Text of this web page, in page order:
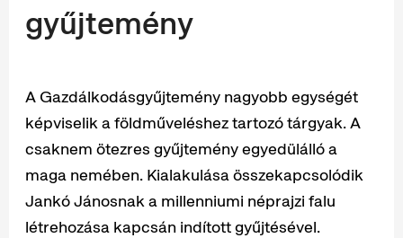
gyűjtemény
A Gazdálkodásgyűjtemény nagyobb egységét
képviselik a földműveléshez tartozó tárgyak. A
csaknem ötezres gyűjtemény egyedülálló a
maga nemében. Kialakulása összekapcsolódik
Jankó Jánosnak a millenniumi néprajzi falu
létrehozása kapcsán indított gyűjtésével.